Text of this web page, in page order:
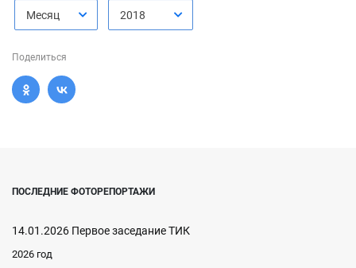
Месяц 2018
Поделиться
ПОСЛЕДНИЕ ФОТОРЕПОРТАЖИ
14.01.2026 Первое заседание ТИК
2026 год